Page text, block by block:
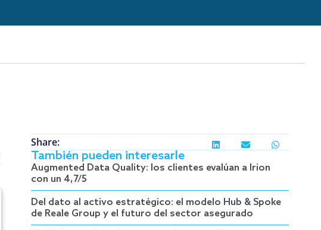
Share:
También pueden interesarle
Augmented Data Quality: los clientes evalúan a Irion
con un 4,7/5
Del dato al activo estratégico: el modelo Hub & Spoke
de Reale Group y el futuro del sector asegurado